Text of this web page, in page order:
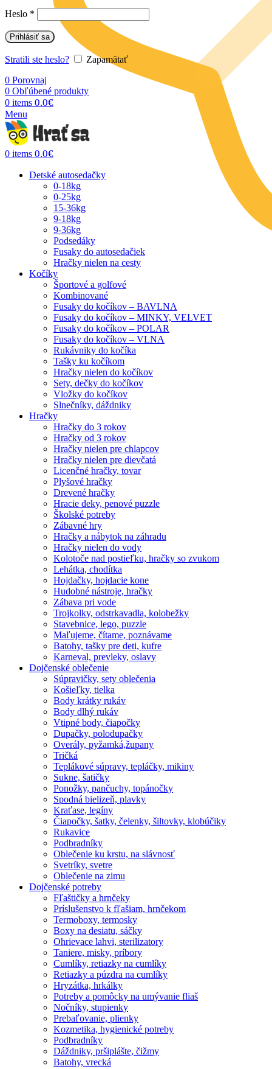
Heslo *
Prihlásiť sa
Stratili ste heslo?
Zapamätať
0 Porovnaj
0 Obľúbené produkty
0 items 0.0€
Menu
0 items 0.0€
Detské autosedačky
0-18kg
0-25kg
15-36kg
9-18kg
9-36kg
Podsedáky
Fusaky do autosedačiek
Hračky nielen na cesty
Kočíky
Športové a golfové
Kombinované
Fusaky do kočíkov – BAVLNA
Fusaky do kočíkov – MINKY, VELVET
Fusaky do kočíkov – POLAR
Fusaky do kočíkov – VLNA
Rukávniky do kočíka
Tašky ku kočíkom
Hračky nielen do kočíkov
Sety, dečky do kočíkov
Vložky do kočíkov
Slnečníky, dáždniky
Hračky
Hračky do 3 rokov
Hračky od 3 rokov
Hračky nielen pre chlapcov
Hračky nielen pre dievčatá
Licenčné hračky, tovar
Plyšové hračky
Drevené hračky
Hracie deky, penové puzzle
Školské potreby
Zábavné hry
Hračky a nábytok na záhradu
Hračky nielen do vody
Kolotoče nad postieľku, hračky so zvukom
Lehátka, chodítka
Hojdačky, hojdacie kone
Hudobné nástroje, hračky
Zábava pri vode
Trojkolky, odstrkavadla, kolobežky
Stavebnice, lego, puzzle
Maľujeme, čítame, poznávame
Batohy, tašky pre deti, kufre
Karneval, prevleky, oslavy
Dojčenské oblečenie
Súpravičky, sety oblečenia
Košieľky, tielka
Body krátky rukáv
Body dlhý rukáv
Vtipné body, čiapočky
Dupačky, polodupačky
Overály, pyžamká,župany
Tričká
Teplákové súpravy, tepláčky, mikiny
Sukne, šatičky
Ponožky, pančuchy, topánočky
Spodná bielizeň, plavky
Kraťase, legíny
Čiapočky, šatky, čelenky, šiltovky, klobúčiky
Rukavice
Podbradníky
Oblečenie ku krstu, na slávnosť
Svetríky, svetre
Oblečenie na zimu
Dojčenské potreby
Fľaštičky a hrnčeky
Príslušenstvo k fľašiam, hrnčekom
Termoboxy, termosky
Boxy na desiatu, sáčky
Ohrievace lahvi, sterilizatory
Taniere, misky, príbory
Cumlíky, retiazky na cumlíky
Retiazky a púzdra na cumlíky
Hryzátka, hrkálky
Potreby a pomôcky na umývanie fliaš
Nočníky, stupienky
Prebaľovanie, plienky
Kozmetika, hygienické potreby
Podbradníky
Dáždniky, pršiplášte, čižmy
Batohy, vrecká